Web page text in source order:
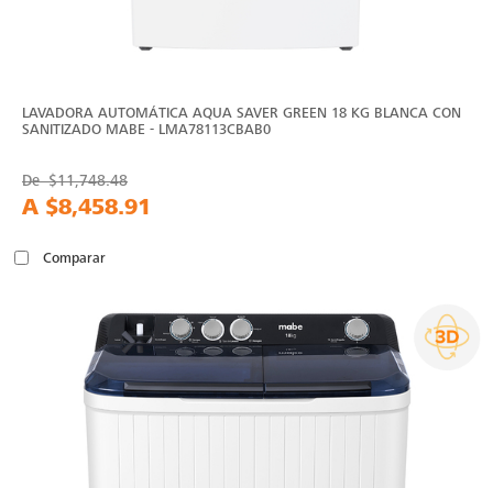
LAVADORA AUTOMÁTICA AQUA SAVER GREEN 18 KG BLANCA CON
SANITIZADO MABE - LMA78113CBAB0
De$11,748.48
A $8,458.91
Comparar